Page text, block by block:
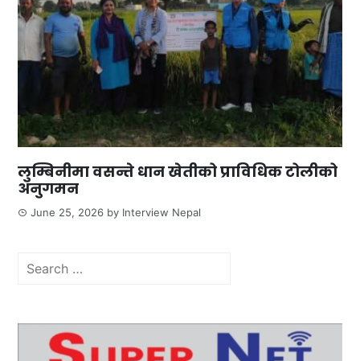
लुम्बिनीमा वसन्ते धान खेतीको प्राविधिक टोलीको
अनुगमन
June 25, 2026 by Interview Nepal
Search